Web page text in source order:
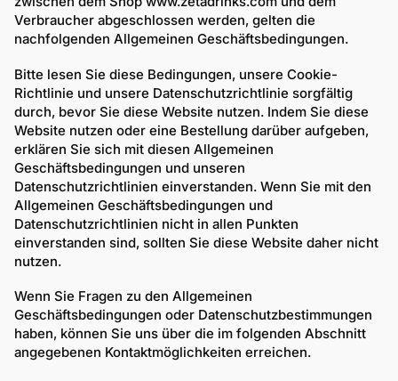
Verbraucher abgeschlossen werden, gelten die
nachfolgenden Allgemeinen Geschäftsbedingungen.
Bitte lesen Sie diese Bedingungen, unsere Cookie-
Richtlinie und unsere Datenschutzrichtlinie sorgfältig
durch, bevor Sie diese Website nutzen. Indem Sie diese
Website nutzen oder eine Bestellung darüber aufgeben,
erklären Sie sich mit diesen Allgemeinen
Geschäftsbedingungen und unseren
Datenschutzrichtlinien einverstanden. Wenn Sie mit den
Allgemeinen Geschäftsbedingungen und
Datenschutzrichtlinien nicht in allen Punkten
einverstanden sind, sollten Sie diese Website daher nicht
nutzen.
Wenn Sie Fragen zu den Allgemeinen
Geschäftsbedingungen oder Datenschutzbestimmungen
haben, können Sie uns über die im folgenden Abschnitt
angegebenen Kontaktmöglichkeiten erreichen.